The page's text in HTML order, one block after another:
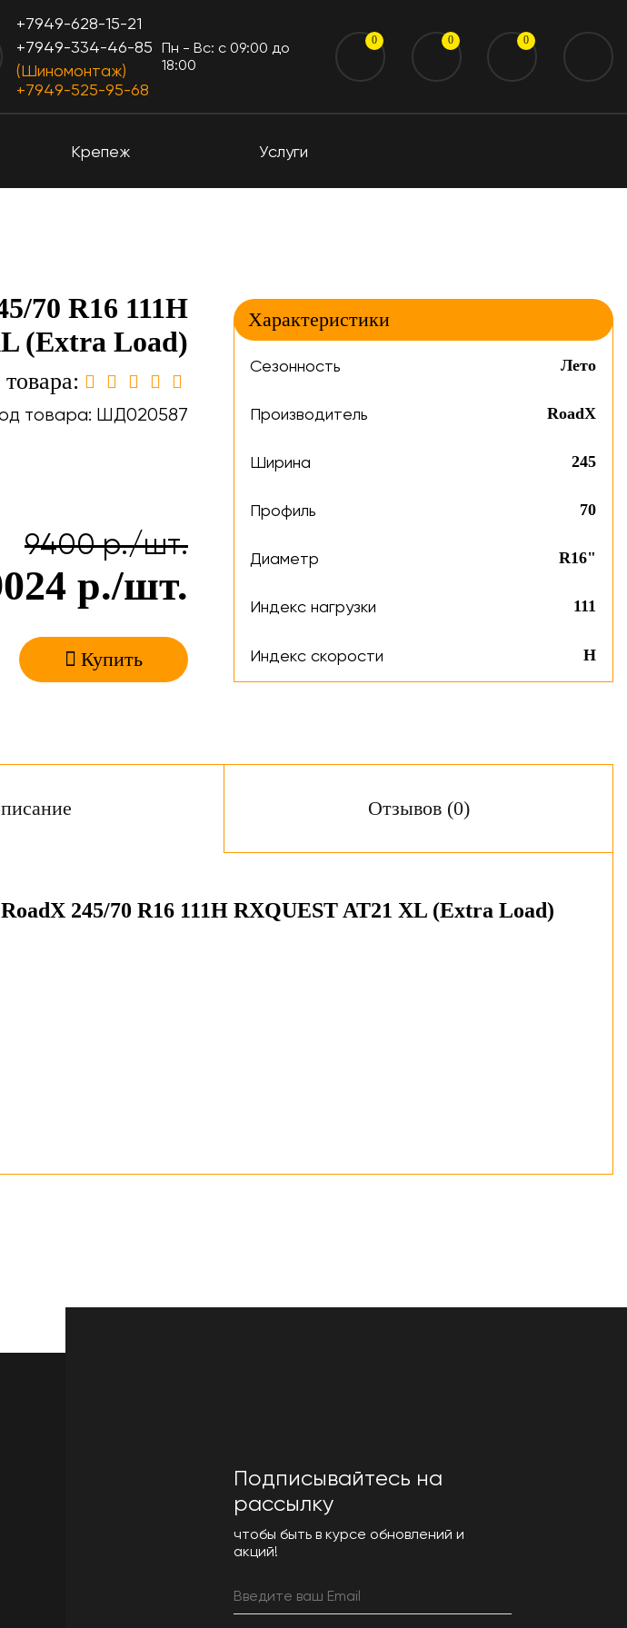
+7949-628-15-21
+7949-334-46-85
(Шиномонтаж)
+7949-525-95-68
Пн - Вс: c 09:00 до
18:00
0 0 0
Крепеж Услуги
70 R16 111H
(Extra Load)
товара: ШД020587
9400р./шт.
р./шт.
Купить
Характеристики
Сезонность Лето
Производитель RoadX
Ширина 245
Профиль 70
Диаметр R16"
Индекс нагрузки 111
Индекс скорости H
Отзывов (0)
245/70 R16 111H RXQUEST AT21 XL (Extra Load)
Подписывайтесь на
рассылку
чтобы быть в курсе обновлений и
акций!